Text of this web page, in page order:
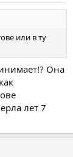
или в ту
Она
лет 7